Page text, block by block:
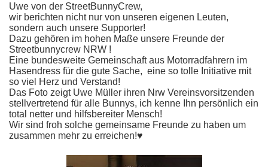
Uwe von der StreetBunnyCrew,
wir berichten nicht nur von unseren eigenen Leuten,
sondern auch unsere Supporter!
Dazu gehören im hohen Maße unsere Freunde der
Streetbunnycrew NRW !
Eine bundesweite Gemeinschaft aus Motorradfahrern im
Hasendress für die gute Sache, eine so tolle Initiative mit
so viel Herz und Verstand!
Das Foto zeigt Uwe Müller ihren Nrw Vereinsvorsitzenden
stellvertretend für alle Bunnys, ich kenne Ihn persönlich ein
total netter und hilfsbereiter Mensch!
Wir sind froh solche gemeinsame Freunde zu haben um
zusammen mehr zu erreichen!♥️